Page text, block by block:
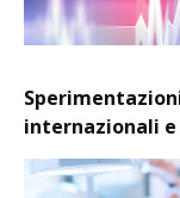
internazionali